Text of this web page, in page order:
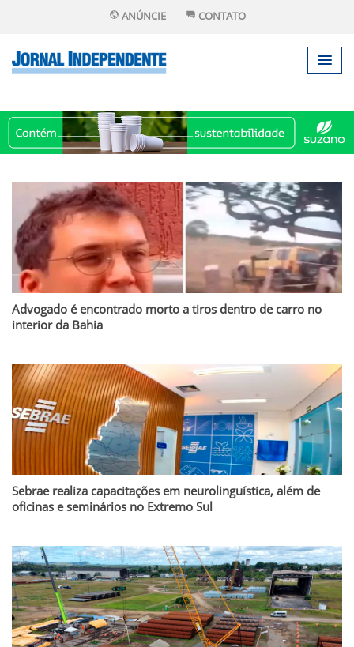
ANÚNCIE CONTATO
Advogado é encontrado morto a tiros dentro de carro no
interior da Bahia
Sebrae realiza capacitações em neurolinguística, além de
oficinas e seminários no Extremo Sul